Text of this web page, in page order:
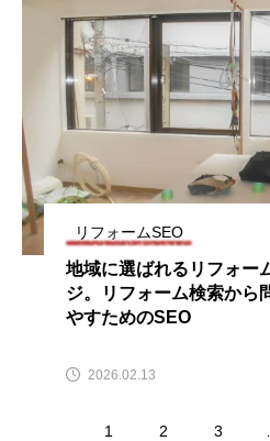
リフォームSEO
地域に選ばれるリフォー
ジ。リフォーム検索から
やすためのSEO
2026.02.13
1 2 3